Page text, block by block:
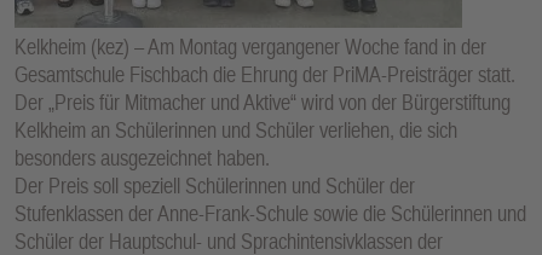
Kelkheim (kez) – Am Montag vergangener Woche fand in der
Gesamtschule Fischbach die Ehrung der PriMA-Preisträger statt.
Der „Preis für Mitmacher und Aktive“ wird von der Bürgerstiftung
Kelkheim an Schülerinnen und Schüler verliehen, die sich
besonders ausgezeichnet haben.
Der Preis soll speziell Schülerinnen und Schüler der
Stufenklassen der Anne-Frank-Schule sowie die Schülerinnen und
Schüler der Hauptschul- und Sprachintensivklassen der